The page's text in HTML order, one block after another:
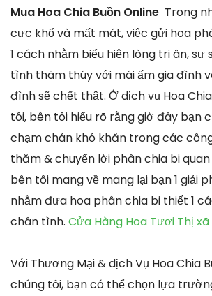
Mua Hoa Chia Buồn Online Trong
cực khổ và mất mát, việc gửi hoa
1 cách nhằm biểu hiện lòng tri ân, sự
tình thâm thúy với mái ấm gia đình
đình sẽ chết thật. Ở dịch vụ Hoa
tôi, bên tôi hiểu rõ rằng giờ đây bạn
chạm chán khó khăn trong các
thăm & chuyển lời phân chia bi
bên tôi mang về mang lại bạn 1 giải
nhằm đưa hoa phân chia bi thiết 1
chân tình. Cửa Hàng Hoa Tươi Thị
Với Thương Mại & dịch Vụ Hoa Chia
chúng tôi, bạn có thể chọn lựa